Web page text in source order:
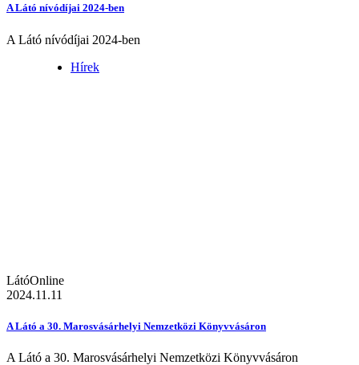
A Látó nívódíjai 2024-ben
A Látó nívódíjai 2024-ben
Hírek
LátóOnline
2024.11.11
A Látó a 30. Marosvásárhelyi Nemzetközi Könyvvásáron
A Látó a 30. Marosvásárhelyi Nemzetközi Könyvvásáron